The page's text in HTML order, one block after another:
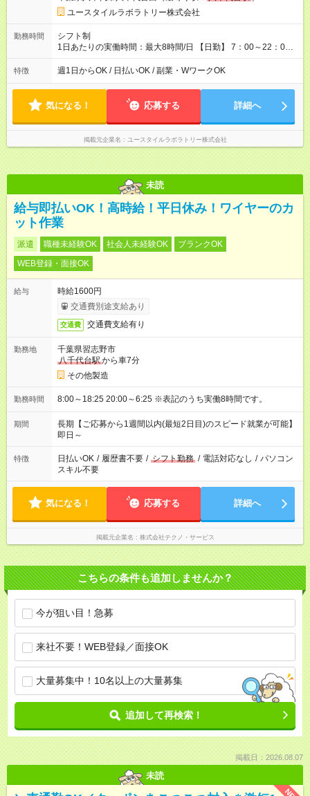
形態：本採用時と同じです。 給与：時給 1,140円以上
ユースタイルラボラトリー株式会社
勤務時間
シフト制
1日あたりの実働時間：最大8時間/日 【日勤】 7：00～22：00
の間で8時間勤務（休憩時間は法定通り） ※週1日～OK ／ 夜勤
なし ＊＊ 勤務時間例 ＊＊ ■8時から17時 ■9時から18時 ■10
定（毎週同じ曜日勤務）
特徴 週1日からOK / 日払いOK / 副業・WワークOK
気になる！ 応募する 詳細へ
掲載元企業名 ユースタイルラボラトリー株式会社
未読
給与即払いOK！高時給！平日休み！ワイヤーのカ
ット作業
派遣 職種未経験OK 社会人未経験OK
ブランクOK
WEB登録・面接OK
給与
時給1600円
交通費別途支給あり
交通費 交通費支給有り
勤務地
千葉県習志野市
八千代台駅から車7分
その他製造
勤務時間 8:00～18:25 20:00～6:25 ※表記のうち実働8時間です。
期間
長期【ご応募から1週間以内(最短2日目)のスピード就業が可能】
即日～
特徴 日払いOK / 履歴書不要 / シフト勤務 / 電話対応なし / パソコン
スキル不要
気になる！ 応募する 詳細へ
掲載元企業名 株式会社テクノ・サービス
こちらの条件も追加しませんか？
今が狙い目！急募
来社不要！WEB登録／面接OK
大量募集中！10名以上の大量募集
追加して再検索！
掲載日：2026.08.07
未読